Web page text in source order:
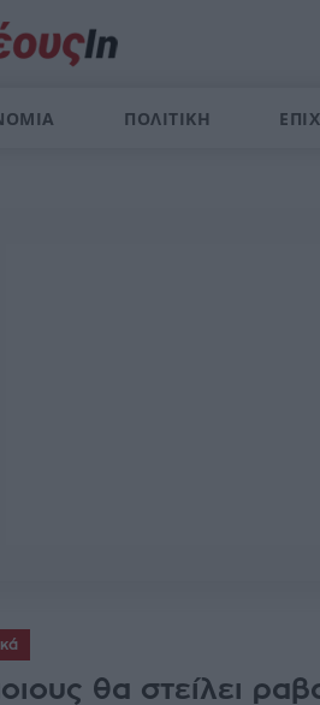
ΠΟΛΙΤΙΚΗ
θα στείλει